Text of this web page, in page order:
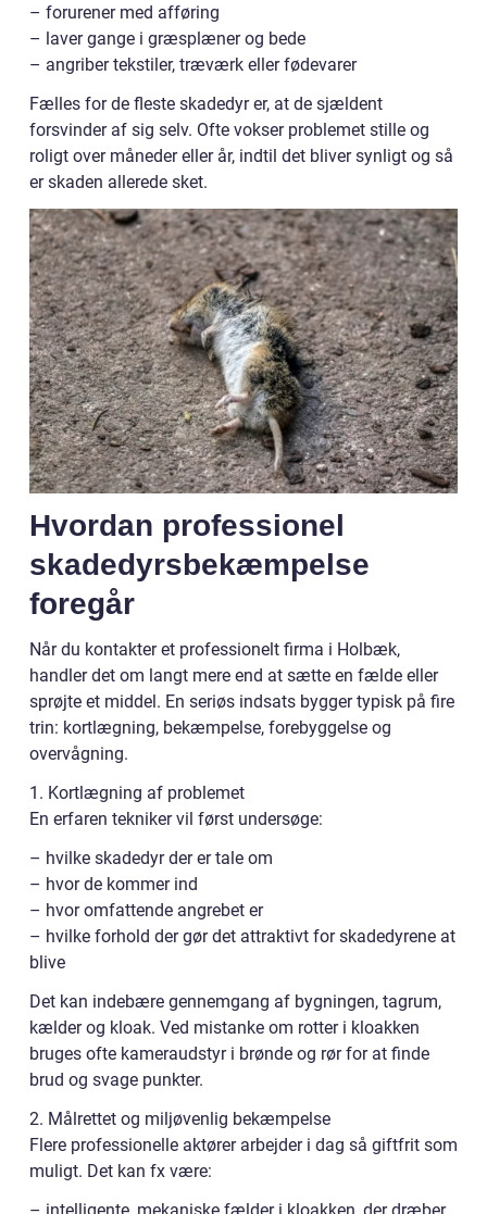
– forurener med afføring
– laver gange i græsplæner og bede
– angriber tekstiler, træværk eller fødevarer
Fælles for de fleste skadedyr er, at de sjældent
forsvinder af sig selv. Ofte vokser problemet stille og
roligt over måneder eller år, indtil det bliver synligt og så
er skaden allerede sket.
Hvordan professionel
skadedyrsbekæmpelse
foregår
Når du kontakter et professionelt firma i Holbæk,
handler det om langt mere end at sætte en fælde eller
sprøjte et middel. En seriøs indsats bygger typisk på fire
trin: kortlægning, bekæmpelse, forebyggelse og
overvågning.
1. Kortlægning af problemet
En erfaren tekniker vil først undersøge:
– hvilke skadedyr der er tale om
– hvor de kommer ind
– hvor omfattende angrebet er
– hvilke forhold der gør det attraktivt for skadedyrene at
blive
Det kan indebære gennemgang af bygningen, tagrum,
kælder og kloak. Ved mistanke om rotter i kloakken
bruges ofte kameraudstyr i brønde og rør for at finde
brud og svage punkter.
2. Målrettet og miljøvenlig bekæmpelse
Flere professionelle aktører arbejder i dag så giftfrit som
muligt. Det kan fx være: